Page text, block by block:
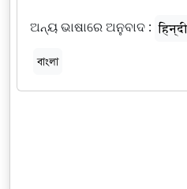
ଅନ୍ୟ ଭାଷାରେ ଅନୁବାଦ :
বাংলা